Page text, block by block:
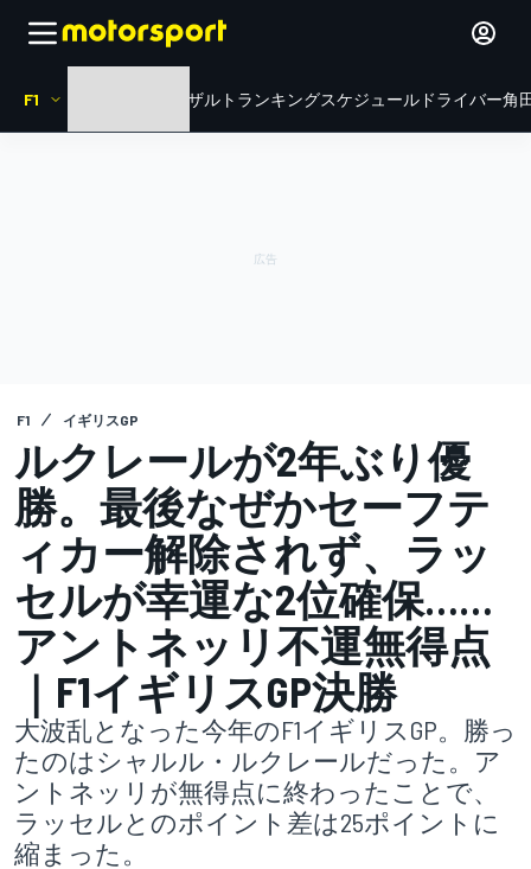
F1 リザルト ランキングスケジュール ドライバー角
F1 イギリスGP
ルクレールが2年ぶり優
勝。最後なぜかセーフテ
ィカー解除されず、ラッ
セルが幸運な2位確保……
アントネッリ不運無得点
｜F1イギリスGP決勝
大波乱となった今年のF1イギリスGP。勝っ
たのはシャルル・ルクレールだった。ア
ントネッリが無得点に終わったことで、
ラッセルとのポイント差は25ポイントに
縮まった。